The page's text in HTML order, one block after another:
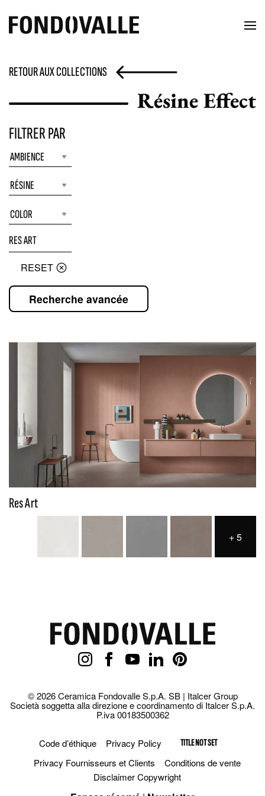
RETOUR AUX COLLECTIONS
Résine Effect
FILTRER PAR
RES ART
RESET
Recherche avancée
Res Art
+5
© 2026 Ceramica Fondovalle S.p.A. SB | Italcer Group
Società soggetta alla direzione e coordinamento di Italcer S.p.A.
P.iva 00183500362
Code d’éthique Privacy Policy TITLE NOT SET
Privacy Fournisseurs et Clients
Conditions de vente
Disclaimer Copywright